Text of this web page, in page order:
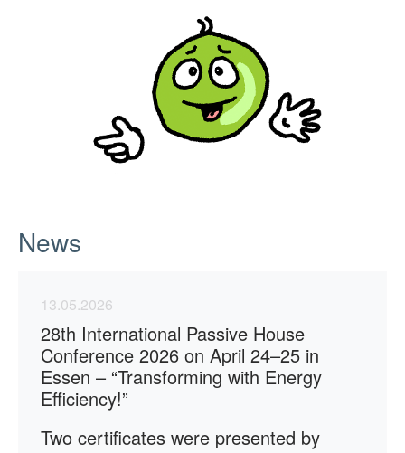
News
13.05.2026
28th International Passive House
Conference 2026 on April 24–25 in
Essen – “Transforming with Energy
Efficiency!”
Two certificates were presented by